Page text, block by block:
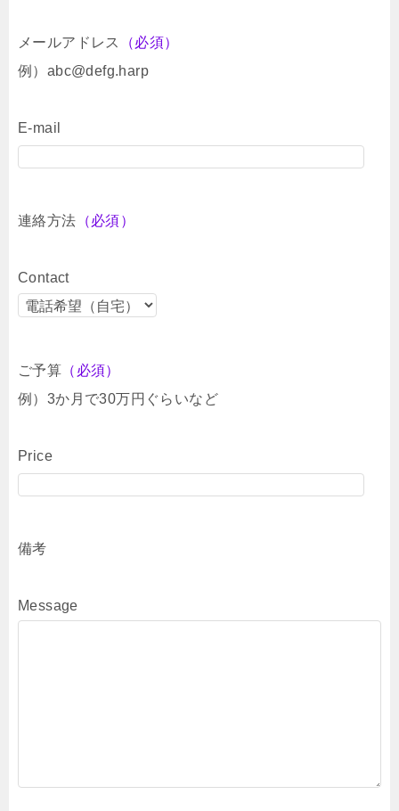
メールアドレス
（必須）
例）abc@defg.harp
E-mail
連絡方法 （必須）
Contact
ご予算 （必須）
例）3か月で30万円ぐらいなど
Price
備考
Message